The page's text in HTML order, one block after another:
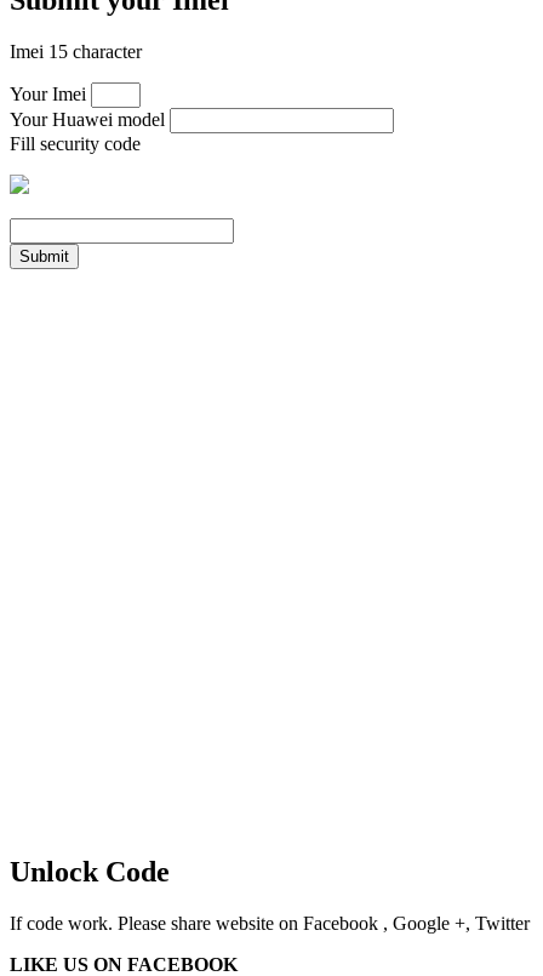
Imei 15 character
Your Imei
Your Huawei model
Fill security code
Submit
Unlock Code
If code work. Please share website on Facebook , Google +, Twitter
LIKE US ON FACEBOOK